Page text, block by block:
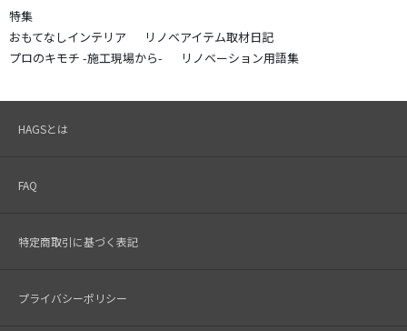
特集
おもてなしインテリア
リノベアイテム取材日記
プロのキモチ -施工現場から-
リノベーション用語集
HAGSとは
FAQ
特定商取引に基づく表記
プライバシーポリシー